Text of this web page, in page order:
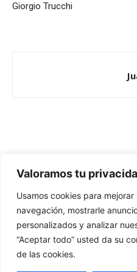
Valoramos tu
Usamos cookies para
navegación, mostrarle
personalizados y analizar
“Aceptar todo” usted da su
de las cookies.
Giorgio Trucchi
Redes Cristianas
Una mirada alternativa sobre la
- Colectivos de Redes Cristianas